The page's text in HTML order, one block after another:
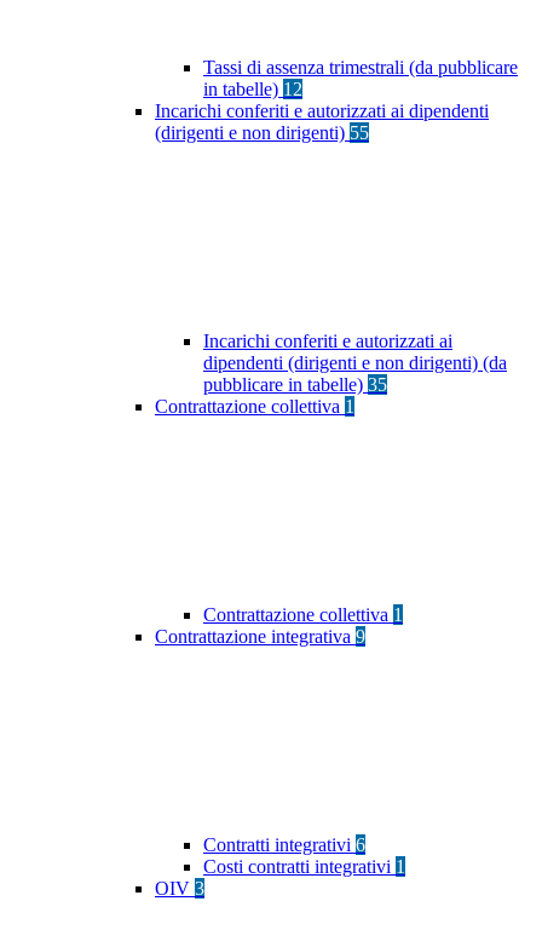
Tassi di assenza trimestrali (da pubblicare
in tabelle) 12
Incarichi conferiti e autorizzati ai dipendenti
(dirigenti e non dirigenti) 55
Incarichi conferiti e autorizzati ai
dipendenti (dirigenti e non dirigenti) (da
pubblicare in tabelle) 35
Contrattazione collettiva 1
Contrattazione collettiva 1
Contrattazione integrativa 9
Contratti integrativi 6
Costi contratti integrativi 1
OIV 3